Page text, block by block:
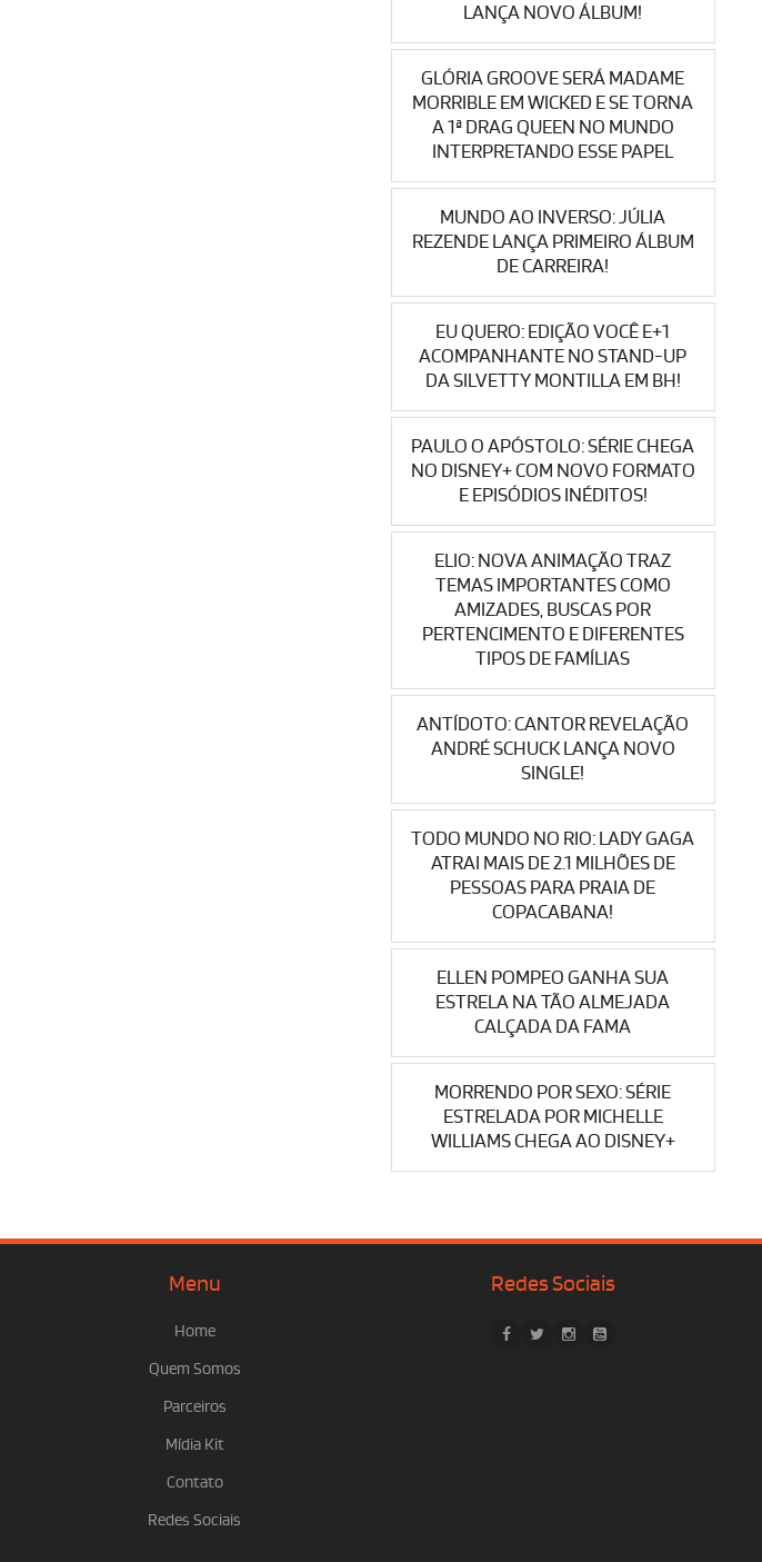
LANÇA NOVO ÁLBUM!
GLÓRIA GROOVE SERÁ MADAME
MORRIBLE EM WICKED E SE TORNA
A 1ª DRAG QUEEN NO MUNDO
INTERPRETANDO ESSE PAPEL
MUNDO AO INVERSO: JÚLIA
REZENDE LANÇA PRIMEIRO ÁLBUM
DE CARREIRA!
EU QUERO: EDIÇÃO VOCÊ E+1
ACOMPANHANTE NO STAND-UP
DA SILVETTY MONTILLA EM BH!
PAULO O APÓSTOLO: SÉRIE CHEGA
NO DISNEY+ COM NOVO FORMATO
E EPISÓDIOS INÉDITOS!
ELIO: NOVA ANIMAÇÃO TRAZ
TEMAS IMPORTANTES COMO
AMIZADES, BUSCAS POR
PERTENCIMENTO E DIFERENTES
TIPOS DE FAMÍLIAS
ANTÍDOTO: CANTOR REVELAÇÃO
ANDRÉ SCHUCK LANÇA NOVO
SINGLE!
TODO MUNDO NO RIO: LADY GAGA
ATRAI MAIS DE 2.1 MILHÕES DE
PESSOAS PARA PRAIA DE
COPACABANA!
ELLEN POMPEO GANHA SUA
ESTRELA NA TÃO ALMEJADA
CALÇADA DA FAMA
MORRENDO POR SEXO: SÉRIE
ESTRELADA POR MICHELLE
WILLIAMS CHEGA AO DISNEY+
Menu
Home
Quem Somos
Parceiros
Mídia Kit
Contato
Redes Sociais
Redes Sociais